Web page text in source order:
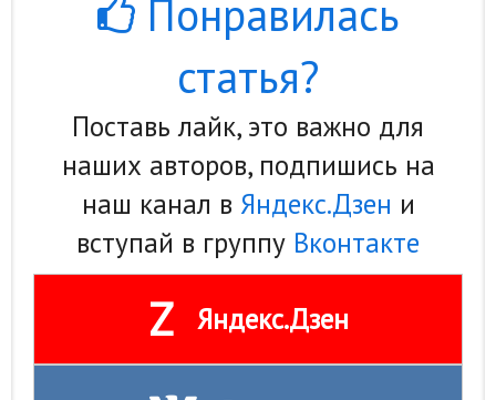
Понравилась
статья?
Поставь лайк, это важно для
наших авторов, подпишись на
наш канал в Яндекс.Дзен и
вступай в группу Вконтакте
Z Яндекс.Дзен